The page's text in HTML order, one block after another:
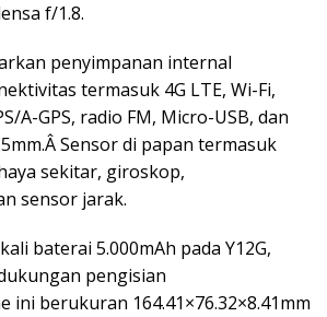
f/1.8.
penyimpanan internal
termasuk 4G LTE, Wi-Fi,
A-GPS, radio FM, Micro-USB, dan
Sensor di papan termasuk
sekitar, giroskop,
sensor jarak.
baterai 5.000mAh pada Y12G,
pengisian
ini berukuran 164.41×76.32×8.41mm